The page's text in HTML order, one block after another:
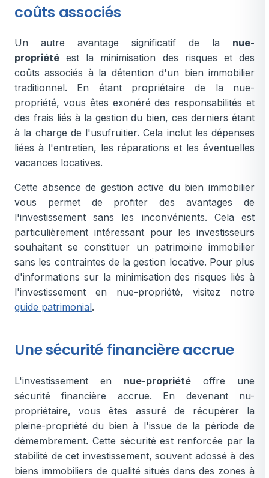
coûts associés
Un autre avantage significatif de la nue-
propriété est la minimisation des risques et des
coûts associés à la détention d'un bien immobilier
traditionnel. En étant propriétaire de la nue-
propriété, vous êtes exonéré des responsabilités et
des frais liés à la gestion du bien, ces derniers étant
à la charge de l'usufruitier. Cela inclut les dépenses
liées à l'entretien, les réparations et les éventuelles
vacances locatives.
Cette absence de gestion active du bien immobilier
vous permet de profiter des avantages de
l'investissement sans les inconvénients. Cela est
particulièrement intéressant pour les investisseurs
souhaitant se constituer un patrimoine immobilier
sans les contraintes de la gestion locative. Pour plus
d'informations sur la minimisation des risques liés à
l'investissement en nue-propriété, visitez notre
guide patrimonial.
Une sécurité financière accrue
L'investissement en nue-propriété offre une
sécurité financière accrue. En devenant nu-
propriétaire, vous êtes assuré de récupérer la
pleine-propriété du bien à l'issue de la période de
démembrement. Cette sécurité est renforcée par la
stabilité de cet investissement, souvent adossé à des
biens immobiliers de qualité situés dans des zones à